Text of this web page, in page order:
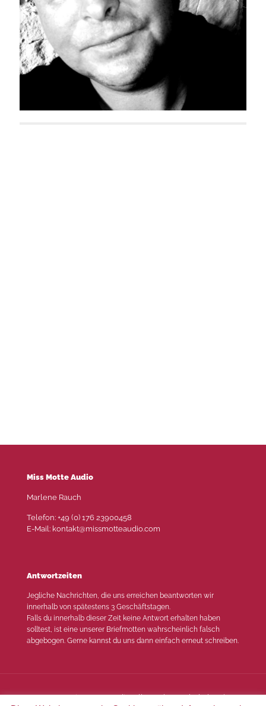
Miss Motte Audio
Marlene Rauch
Telefon: +49 (0) 176 23900458
E-Mail: kontakt@missmotteaudio.com
Antwortzeiten
Jegliche Nachrichten, die uns erreichen beantworten wir
innerhalb von spätestens 3 Geschäftstagen.
Falls du innerhalb dieser Zeit keine Antwort erhalten haben
solltest, ist eine unserer Briefmotten wahrscheinlich falsch
abgebogen. Gerne kannst du uns dann einfach erneut schreiben.
© 2022 Miss Motte Audio. Alle Rechte vorbehalten |